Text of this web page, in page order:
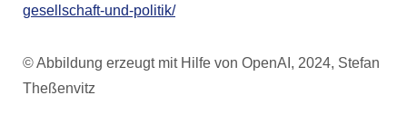
gesellschaft-und-politik/
© Abbildung erzeugt mit Hilfe von OpenAI, 2024, Stefan
Theßenvitz